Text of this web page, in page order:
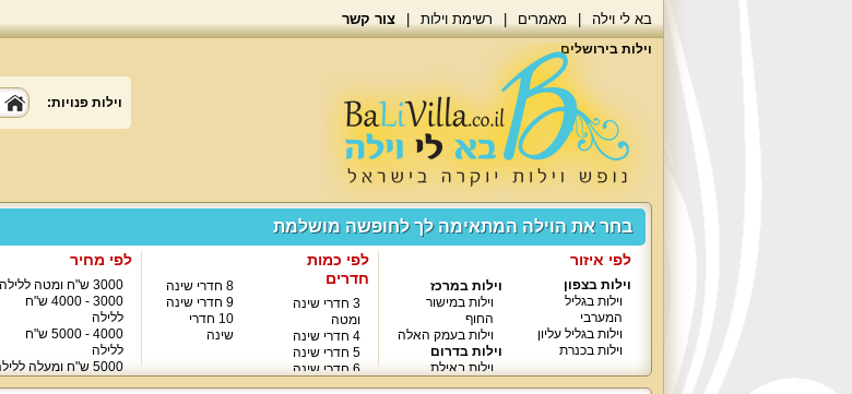
בא לי וילה מאמרים רשימת וילות צור קשר
וילות בירושלים
וילות פנויות:
בחר את הוילה המתאימה לך לחופשה מושלמת
לפי איזור
וילות בצפון
וילות בגליל
המערבי
וילות בגליל עליון
וילות בכנרת
וילות במרכז
וילות במישור
החוף
וילות בעמק האלה
וילות בדרום
וילות באילת
לפי כמות
חדרים
3 חדרי שינה
ומטה
4 חדרי שינה
5 חדרי שינה
6 חדרי שינה
7 חדרי שינה
8 חדרי שינה
9 חדרי שינה
10 חדרי
שינה
לפי מחיר
3000 ש"ח ומטה ללילה
3000 - 4000 ש"ח
ללילה
4000 - 5000 ש"ח
ללילה
5000 ש"ח ומעלה ללילה